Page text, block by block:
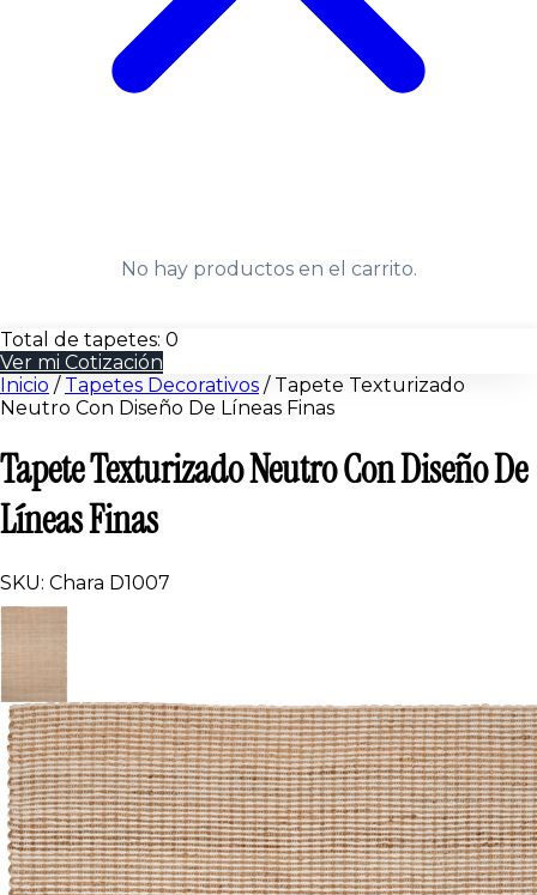
No hay productos en el carrito.
Total de tapetes: 0
Ver mi Cotización
Inicio / Tapetes Decorativos / Tapete Texturizado
Neutro Con Diseño De Líneas Finas
Tapete Texturizado Neutro Con Diseño De
Líneas Finas
SKU: Chara D1007